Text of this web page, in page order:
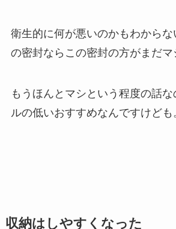
衛生的に何が悪いのかもわから
の密封ならこの密封の方がまだマ
もうほんとマシという程度の話
ルの低いおすすめなんですけども
収納はしやすくなった